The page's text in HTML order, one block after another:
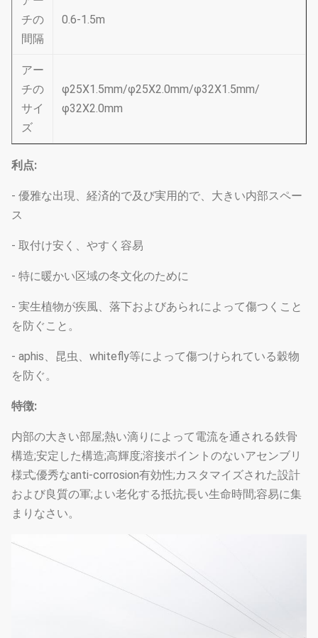
チの
間隔
0.6-1.5m
アー
チの
サイ
ズ
φ25X1.5mm/φ25X2.0mm/φ32X1.5mm/
φ32X2.0mm
利点:
- 優雅な出現、経済的で及び実用的で、大きい内部スペー
ス
- 取付け安く、やすく容易
- 特に暖かい区域の冬文化のために
- 実生植物が疾風、落下およびあられによって傷つくこと
を防ぐこと。
- aphis、昆虫、whitefly等によって傷つけられている穀物
を防ぐ。
特徴:
内部の大きい部屋;熱い滴りによって電流を通される鉄骨
構造;安定した構造;高輝度;溶接ポイントのないアセンブリ
様式;優秀なanti-corrosion有効性;カスタマイズされた設計
および良質の軍;よい老化する抵抗;長い生命時間;容易に集
まりなさい。